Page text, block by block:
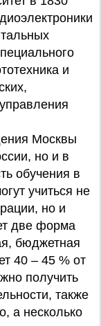
и
Москвы
но и в
обучения в
учиться не
но и
две форма
бюджетная
40 – 45 % от
получить
также
а несколько